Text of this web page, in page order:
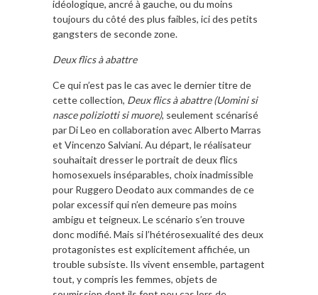
idéologique, ancré à gauche, ou du moins
toujours du côté des plus faibles, ici des petits
gangsters de seconde zone.
Deux flics à abattre
Ce qui n’est pas le cas avec le dernier titre de
cette collection, Deux flics à abattre (Uomini si
nasce poliziotti si muore), seulement scénarisé
par Di Leo en collaboration avec Alberto Marras
et Vincenzo Salviani. Au départ, le réalisateur
souhaitait dresser le portrait de deux flics
homosexuels inséparables, choix inadmissible
pour Ruggero Deodato aux commandes de ce
polar excessif qui n’en demeure pas moins
ambigu et teigneux. Le scénario s’en trouve
donc modifié. Mais si l’hétérosexualité des deux
protagonistes est explicitement affichée, un
trouble subsiste. Ils vivent ensemble, partagent
tout, y compris les femmes, objets de